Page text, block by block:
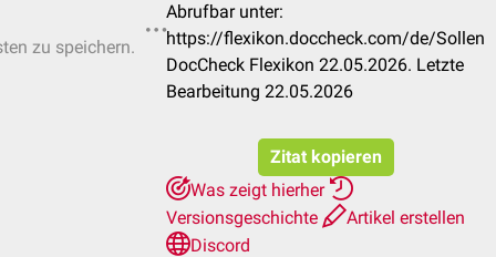
zu speichern.
Abrufbar unter:
https://flexikon.doccheck.com/de/Sollen
DocCheck Flexikon 22.05.2026. Letzte
Bearbeitung 22.05.2026
Zitat kopieren
Was zeigt hierher
Versionsgeschichte
Artikel erstellen
Discord